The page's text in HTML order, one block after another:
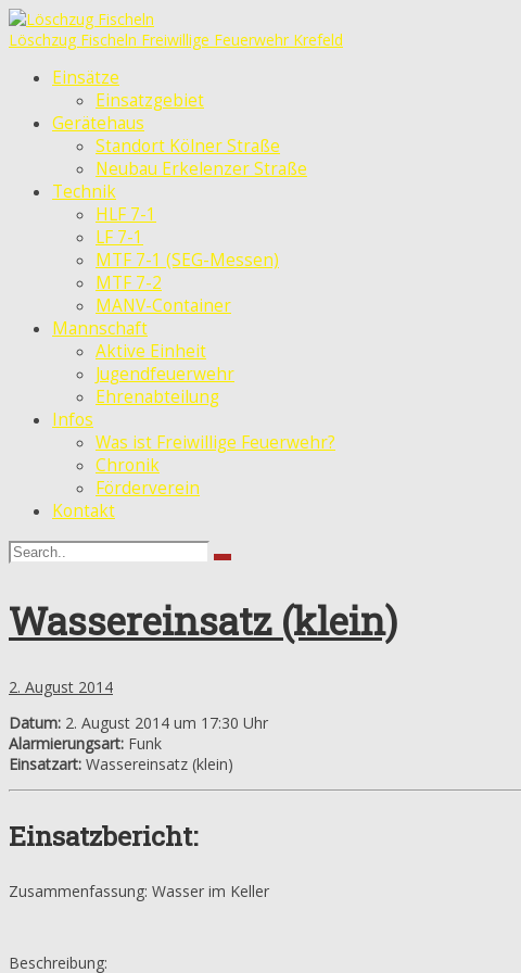
Löschzug Fischeln Freiwillige Feuerwehr Krefeld
Einsätze
Einsatzgebiet
Gerätehaus
Standort Kölner Straße
Neubau Erkelenzer Straße
Technik
HLF 7-1
LF 7-1
MTF 7-1 (SEG-Messen)
MTF 7-2
MANV-Container
Mannschaft
Aktive Einheit
Jugendfeuerwehr
Ehrenabteilung
Infos
Was ist Freiwillige Feuerwehr?
Chronik
Förderverein
Kontakt
Wassereinsatz (klein)
2. August 2014
Datum: 2. August 2014 um 17:30 Uhr
Alarmierungsart: Funk
Einsatzart: Wassereinsatz (klein)
Einsatzbericht:
Zusammenfassung: Wasser im Keller
Beschreibung: